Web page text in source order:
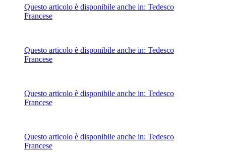
Questo articolo è disponibile anche in: Tedesco
Francese
Questo articolo è disponibile anche in: Tedesco
Francese
Questo articolo è disponibile anche in: Tedesco
Francese
Questo articolo è disponibile anche in: Tedesco
Francese